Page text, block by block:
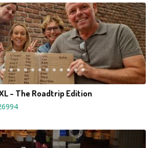
- The Roadtrip Edition